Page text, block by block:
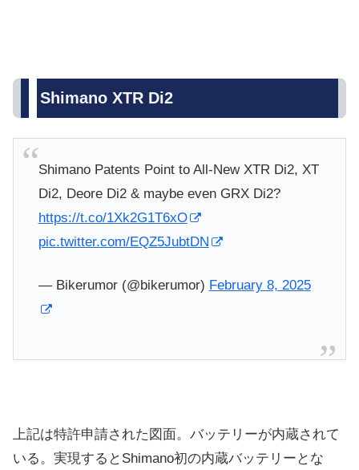
Shimano XTR Di2
Shimano Patents Point to All-New XTR Di2, XT
Di2, Deore Di2 & maybe even GRX Di2?
https://t.co/1Xk2G1T6xO
pic.twitter.com/EQZ5JubtDN
— Bikerumor (@bikerumor) February 8, 2025
上記は特許申請された図面。バッテリーが内蔵されて
いる。実現するとShimano初の内蔵バッテリーとな